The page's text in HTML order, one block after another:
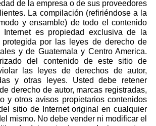
de la empresa o de sus proveedores
La compilación (refiriéndose a la
y ensamble) de todo el contenido
es propiedad exclusiva de la
por las leyes de derecho de
y de Guatemala y Centro America.
del contenido de este sitio de
las leyes de derechos de autor,
y otras leyes. Usted debe retener
derecho de autor, marcas registradas,
y otros avisos propietarios contenidos
sitio de Internet original en cualquier
mismo. No debe vender ni modificar el